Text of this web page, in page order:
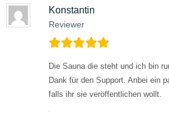
Konstantin
Reviewer
Die Sauna die steht und ich bin
Dank für den Support. Anbei ein
falls ihr sie veröffentlichen wollt.